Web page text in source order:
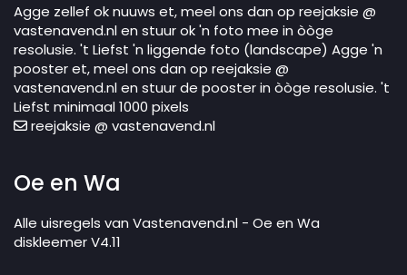
Agge zellef ok nuuws et, meel ons dan op reejaksie @
vastenavend.nl en stuur ok 'n foto mee in òòge
resolusie. 't Liefst 'n liggende foto (landscape) Agge 'n
pooster et, meel ons dan op reejaksie @
vastenavend.nl en stuur de pooster in òòge resolusie. 't
Liefst minimaal 1000 pixels
reejaksie @ vastenavend.nl
Oe en Wa
Alle uisregels van Vastenavend.nl - Oe en Wa
diskleemer V4.11